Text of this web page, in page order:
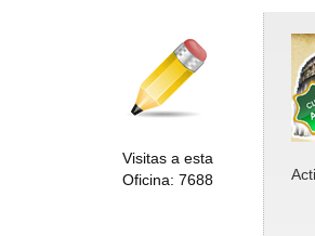
Visitas a esta
Oficina: 7688